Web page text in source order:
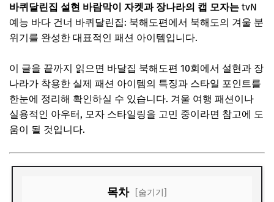
바퀴달린집 설현 바람막이 자켓과 장나라의 캡 모자는 tvN
예능 바다 건너 바퀴달린집: 북해도편에서 북해도의 겨울 분
위기를 완성한 대표적인 패션 아이템입니다.
이 글을 끝까지 읽으면 바달집 북해도편 10회에서 설현과 장
나라가 착용한 실제 패션 아이템의 특징과 스타일 포인트를
한눈에 정리해 확인하실 수 있습니다. 겨울 여행 패션이나
실용적인 아우터, 모자 스타일링을 고민 중이라면 참고에 도
움이 될 것입니다.
목차 [숨기기]